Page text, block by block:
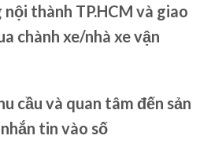
thành TP.HCM và giao
chành xe/nhà xe vận
cầu và quan tâm đến sản
tin vào số